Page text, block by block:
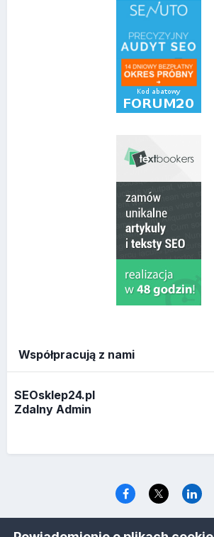
Współpracują z nami
SEOsklep24.pl
Zdalny Admin